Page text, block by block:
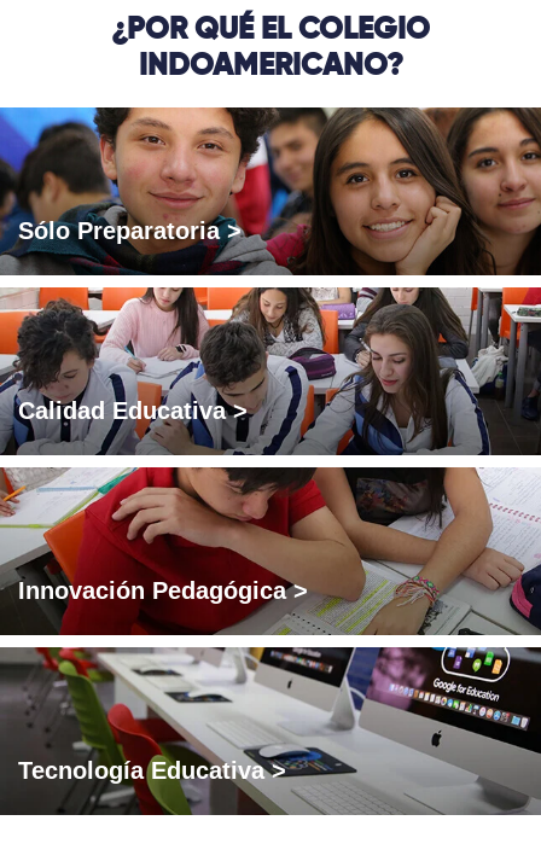
¿POR QUÉ EL COLEGIO
INDOAMERICANO?
Sólo Preparatoria >
Calidad Educativa >
Innovación Pedagógica >
Tecnología Educativa >